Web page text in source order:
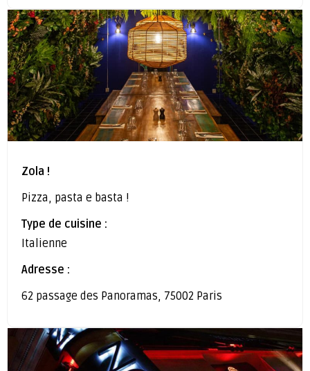
Zola !
Pizza, pasta e basta !
Type de cuisine :
Italienne
Adresse :
62 passage des Panoramas, 75002 Paris